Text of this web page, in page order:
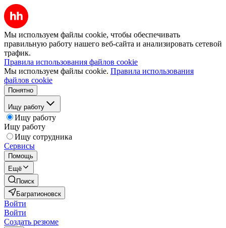
Мы используем файлы cookie, чтобы обеспечивать
правильную работу нашего веб-сайта и анализировать сетевой
трафик.
Правила использования файлов cookie
Мы используем файлы cookie. Правила использования
файлов cookie
Понятно
Ищу работу
Ищу работу
Ищу работу
Ищу сотрудника
Сервисы
Помощь
Ещё
Поиск
Багратионовск
Войти
Войти
Создать резюме